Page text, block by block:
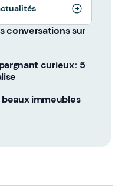
conversations sur
curieux : 5
beaux immeubles